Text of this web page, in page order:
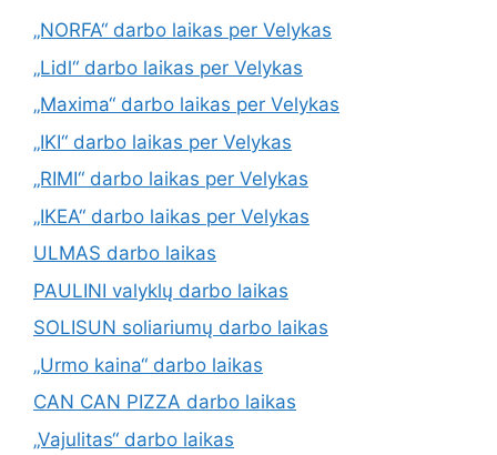
„NORFA“ darbo laikas per Velykas
„Lidl“ darbo laikas per Velykas
„Maxima“ darbo laikas per Velykas
„IKI“ darbo laikas per Velykas
„RIMI“ darbo laikas per Velykas
„IKEA“ darbo laikas per Velykas
ULMAS darbo laikas
PAULINI valyklų darbo laikas
SOLISUN soliariumų darbo laikas
„Urmo kaina“ darbo laikas
CAN CAN PIZZA darbo laikas
„Vajulitas“ darbo laikas